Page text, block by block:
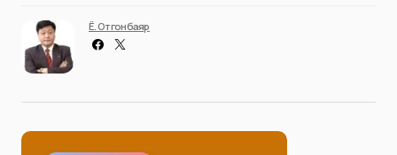
Ё. Отгонбаяр